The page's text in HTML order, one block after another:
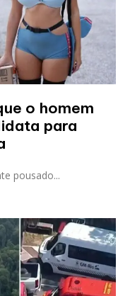
o homem
para
pousado...